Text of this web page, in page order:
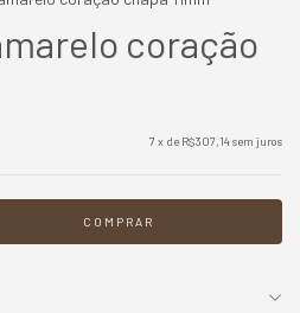
coração
7 x de R$307,14sem juros